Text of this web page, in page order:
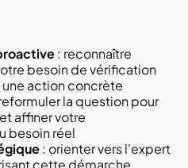
: reconnaître
besoin de vérification
action concrète
la question pour
affiner votre
besoin réel
: orienter vers l'expert
cette démarche